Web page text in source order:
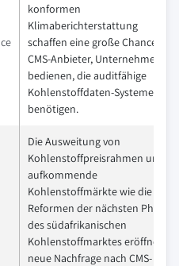
konformen
Klimaberichterstattung
schaffen eine große Chance für
CMS-Anbieter, Unternehmen zu
bedienen, die auditfähige
Kohlenstoffdaten-Systeme
benötigen.
Die Ausweitung von
Kohlenstoffpreisrahmen und
aufkommende
Kohlenstoffmärkte wie die
Reformen der nächsten Phase
des südafrikanischen
Kohlenstoffmarktes eröffnen
neue Nachfrage nach CMS-